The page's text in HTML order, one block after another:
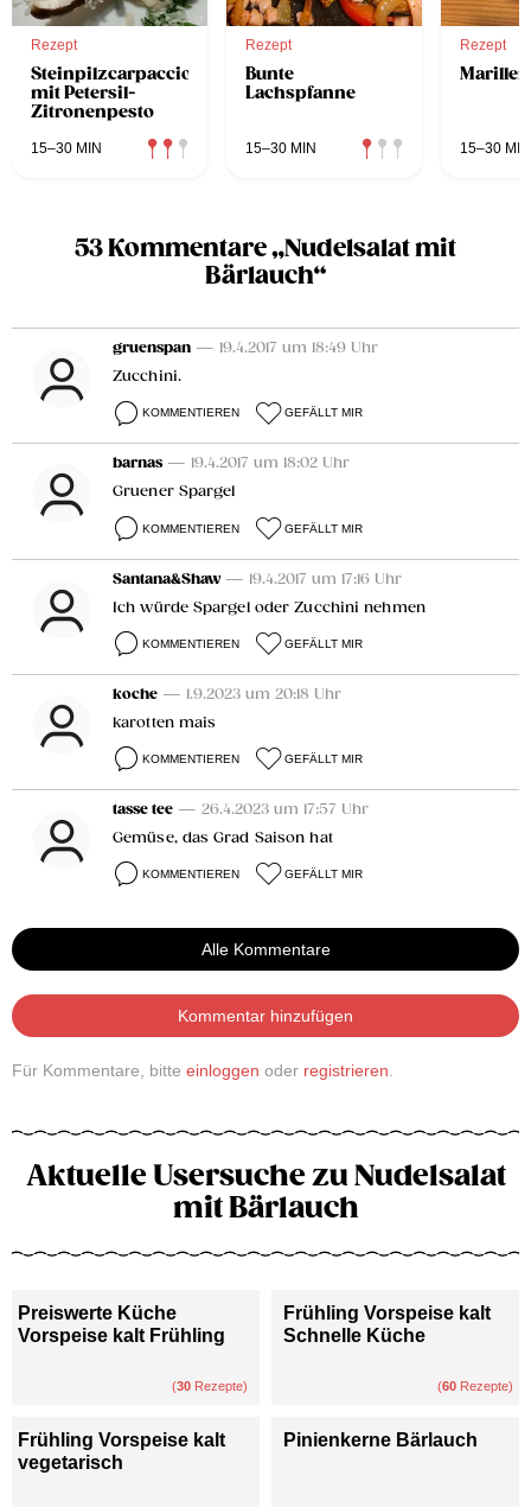
Rezept
Steinpilzcarpaccio
mit Petersil-
Zitronenpesto
15–30 MIN
Rezept
Bunte
Lachspfanne
15–30 MIN
Rezept
15–30 MIN
53 Kommentare „Nudelsalat mit
Bärlauch“
gruenspan — 19.4.2017 um 18:49 Uhr
Zucchini.
KOMMENTIEREN GEFÄLLT MIR
barnas — 19.4.2017 um 18:02 Uhr
Gruener Spargel
KOMMENTIEREN GEFÄLLT MIR
Santana&Shaw — 19.4.2017 um 17:16 Uhr
Ich würde Spargel oder Zucchini nehmen
KOMMENTIEREN GEFÄLLT MIR
koche — 1.9.2023 um 20:18 Uhr
karotten mais
KOMMENTIEREN GEFÄLLT MIR
tasse tee — 26.4.2023 um 17:57 Uhr
Gemüse, das Grad Saison hat
KOMMENTIEREN GEFÄLLT MIR
Alle Kommentare
Kommentar hinzufügen
Für Kommentare, bitte einloggen oder registrieren
Aktuelle Usersuche zu Nudelsalat
mit Bärlauch
Preiswerte Küche
Vorspeise kalt Frühling
(30 Rezepte)
Frühling Vorspeise kalt
Schnelle Küche
(60 Rezepte)
Frühling Vorspeise kalt
vegetarisch
Pinienkerne Bärlauch